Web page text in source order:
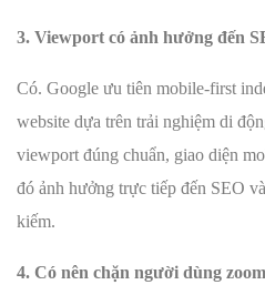
3. Viewport có ảnh hưởng đến
Có. Google ưu tiên mobile-first
website dựa trên trải nghiệm di
viewport đúng chuẩn, giao diện
đó ảnh hưởng trực tiếp đến SEO
kiếm.
4. Có nên chặn người dùng